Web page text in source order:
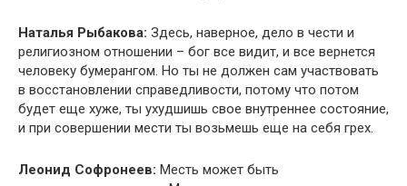
Наталья Рыбакова: Здесь, наверное, дело в чести и
религиозном отношении – бог все видит, и все вернется
человеку бумерангом. Но ты не должен сам участвовать
в восстановлении справедливости, потому что потом
будет еще хуже, ты ухудшишь свое внутреннее состояние,
и при совершении мести ты возьмешь еще на себя грех.
Леонид Софронеев: Месть может быть